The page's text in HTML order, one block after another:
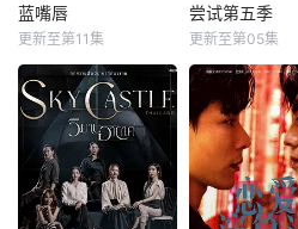
蓝嘴唇
更新至第11集
尝试第五季
更新至第05集